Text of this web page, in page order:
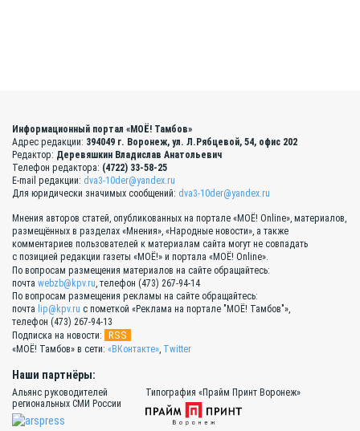
Информационный портал «МОЁ! Тамбов»
Адрес редакции: 394049 г. Воронеж, ул. Л.Рябцевой, 54, офис 202
Редактор: Деревяшкин Владислав Анатольевич
Телефон редактора: (4722) 33-58-25
E-mail редакции: dva3-10der@yandex.ru
Для юридически значимых сообщений: dva3-10der@yandex.ru
Мнения авторов статей, опубликованных на портале «МОЁ! Online», материалов,
размещённых в разделах «Мнения», «Народные новости», а также
комментариев пользователей к материалам сайта могут не совпадать
с позицией редакции газеты «МОЁ!» и портала «МОЁ! Online».
По вопросам размещения материалов на сайте обращайтесь:
почта webzb@kpv.ru, телефон (473) 267-94-14
По вопросам размещения рекламы на сайте обращайтесь:
почта lip@kpv.ru с пометкой «Реклама на портале "МОЁ! Тамбов"»,
телефон (473) 267-94-13
Подписка на новости:
RSS
«МОЁ! Тамбов» в сети: «ВКонтакте», Twitter
Наши партнёры:
Альянс руководителей
региональных СМИ России
Типография «Прайм Принт Воронеж»